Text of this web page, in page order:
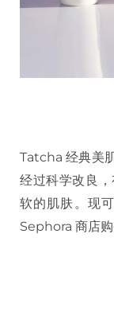
Tatcha 经典美
经过科学改良
软的肌肤。现
Sephora 商店购